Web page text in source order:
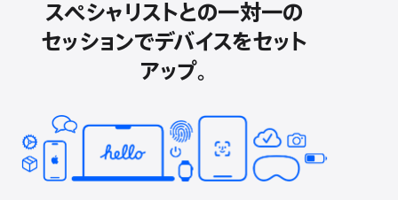
スペシャリストとの一対一の
セッションでデバイスをセット
アップ。